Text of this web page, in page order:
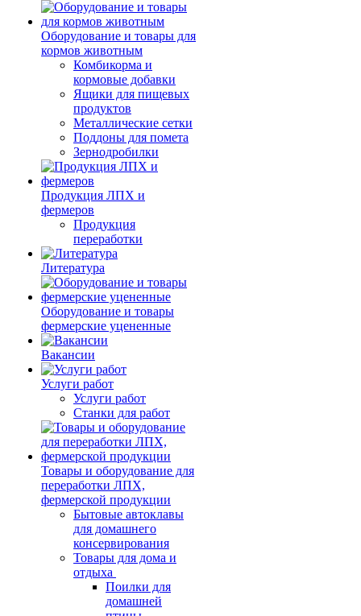
Оборудование и товары для
кормов животным
Комбикорма и
кормовые добавки
Ящики для пищевых
продуктов
Металлические сетки
Поддоны для помета
Зернодробилки
Продукция ЛПХ и
фермеров
Продукция
переработки
Литература
Оборудование и товары
фермерские уцененные
Вакансии
Услуги работ
Услуги работ
Станки для работ
Товары и оборудование для
переработки ЛПХ,
фермерской продукции
Бытовые автоклавы
для домашнего
консервирования
Товары для дома и
отдыха
Поилки для
домашней